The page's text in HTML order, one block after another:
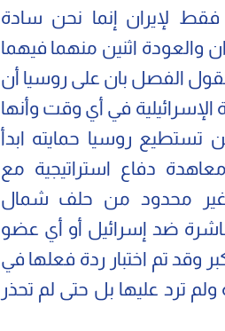
لإيران إنما نحن سادة
والعودة اثنين منهما فيهما
الفصل بان على روسيا أن
في أي وقت وأنها
تستطيع روسيا حمايته ابدأ
دفاع استراتيجية مع
غير محدود من حلف شمال
ضد إسرائيل أو أي عضو
وقد تم اختبار ردة فعلها في
ترد عليها بل حتى لم تحذر